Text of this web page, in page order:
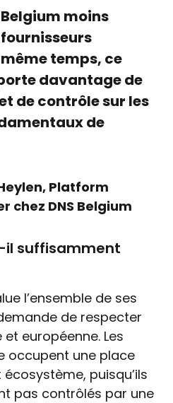
moins
temps, ce
davantage de
de contrôle sur les
de
Platform
chez DNS Belgium
il suffisamment
l’ensemble de ses
de respecter
européenne. Les
occupent une place
puisqu’ils
pas contrôlés par une